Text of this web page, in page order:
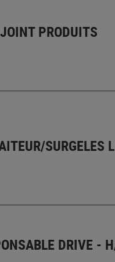
PRODUITS
SURGELES
DRIVE -